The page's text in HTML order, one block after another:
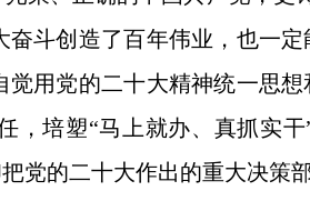
斗创造了百年伟业，也一
用党的二十大精神统一思
，培塑“马上就办、真抓实
党的二十大作出的重大决策